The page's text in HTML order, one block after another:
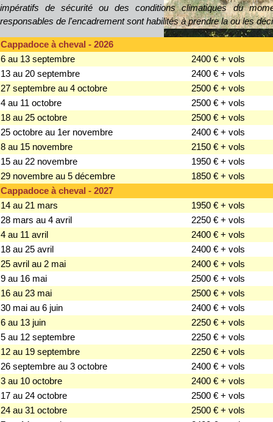
impératifs de sécurité ou des conditions climatiques du
responsables de l'encadrement sont habilités à prendre la ou les
Cappadoce à cheval - 2026
6 au 13 septembre
2400 € + vols
13 au 20 septembre
2400 € + vols
27 septembre au 4 octobre
2500 € + vols
4 au 11 octobre
2500 € + vols
18 au 25 octobre
2500 € + vols
25 octobre au 1er novembre
2400 € + vols
8 au 15 novembre
2150 € + vols
15 au 22 novembre
1950 € + vols
29 novembre au 5 décembre
1850 € + vols
Cappadoce à cheval - 2027
14 au 21 mars
1950 € + vols
28 mars au 4 avril
2250 € + vols
4 au 11 avril
2400 € + vols
18 au 25 avril
2400 € + vols
25 avril au 2 mai
2400 € + vols
9 au 16 mai
2500 € + vols
16 au 23 mai
2500 € + vols
30 mai au 6 juin
2400 € + vols
6 au 13 juin
2250 € + vols
5 au 12 septembre
2250 € + vols
12 au 19 septembre
2250 € + vols
26 septembre au 3 octobre
2400 € + vols
3 au 10 octobre
2400 € + vols
17 au 24 octobre
2500 € + vols
24 au 31 octobre
2500 € + vols